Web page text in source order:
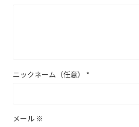
ニックネーム（任意） *
メール ※